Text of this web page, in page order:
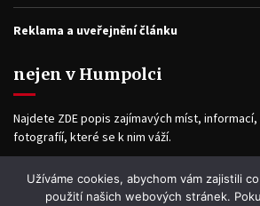
Reklama a uveřejnění článku
nejen v Humpolci
Najdete ZDE popis zajímavých míst,
fotografíí, které se k nim váží.
Užíváme cookies, abychom vám zajistili
použití našich webových stránek.